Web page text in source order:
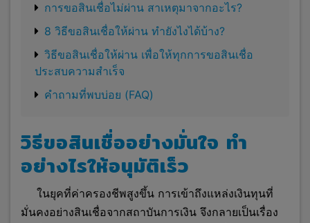
การขอสินเชื่อไม่ผ่าน สาเหตุมาจากอะไร?
8 วิธีขอสินเชื่อให้ผ่าน ทำยังไงได้บ้าง?
วิธีขอสินเชื่อให้ผ่าน เพื่อให้ทุกการขอสินเชื่อ
ประสบความสำเร็จ
คำถามที่พบบ่อย (FAQ)
วิธีขอสินเชื่ออย่างมั่นใจ ทำ
อย่างไรให้อนุมัติเร็ว
ในยุคที่ค่าครองชีพสูงขึ้น การเข้าถึงแหล่งเงินทุนที่
มั่นคงอย่างสินเชื่อจากสถาบันการเงิน จึงกลายเป็นเรื่อง